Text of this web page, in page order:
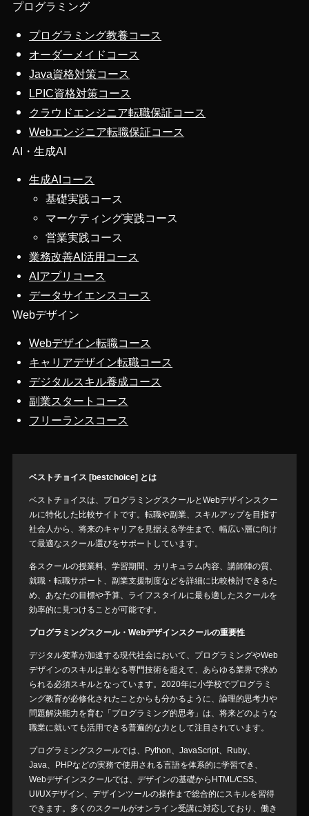
プログラミング
プログラミング教養コース
オーダーメイドコース
Java資格対策コース
LPIC資格対策コース
クラウドエンジニア転職保証コース
Webエンジニア転職保証コース
AI・生成AI
生成AIコース
基礎実践コース
マーケティング実践コース
営業実践コース
業務改善AI活用コース
AIアプリコース
データサイエンスコース
Webデザイン
Webデザイン転職コース
キャリアデザイン転職コース
デジタルスキル養成コース
副業スタートコース
フリーランスコース
ベストチョイス [bestchoice] とは
ベストチョイスは、プログラミングスクールとWebデザインスクー
ルに特化した比較サイトです。転職や副業、スキルアップを目指す
社会人から、将来のキャリアを見据える学生まで、幅広い層に向け
て最適なスクール選びをサポートしています。
各スクールの授業料、学習期間、カリキュラム内容、講師陣の質、
就職・転職サポート、副業支援制度などを詳細に比較検討できるた
め、あなたの目標や予算、ライフスタイルに最も適したスクールを
効率的に見つけることが可能です。
プログラミングスクール・Webデザインスクールの重要性
デジタル変革が加速する現代社会において、プログラミングやWeb
デザインのスキルは単なる専門技術を超えて、あらゆる業界で求め
られる必須スキルとなっています。2020年に小学校でプログラミ
ング教育が必修化されたことからも分かるように、論理的思考力や
問題解決能力を育む「プログラミング的思考」は、将来どのような
職業に就いても活用できる普遍的な力として注目されています。
プログラミングスクールでは、Python、JavaScript、Ruby、
Java、PHPなどの実務で使用される言語を体系的に学習でき、
Webデザインスクールでは、デザインの基礎からHTML/CSS、
UI/UXデザイン、デザインツールの操作まで総合的にスキルを習得
できます。多くのスクールがオンライン受講に対応しており、働き